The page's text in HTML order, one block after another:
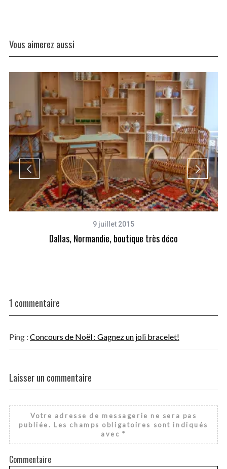
Vous aimerez aussi
9 juillet 2015
Dallas, Normandie, boutique très déco
1 commentaire
Ping : Concours de Noël : Gagnez un joli bracelet!
Laisser un commentaire
Votre adresse de messagerie ne sera pas
publiée. Les champs obligatoires sont indiqués
avec*
Commentaire